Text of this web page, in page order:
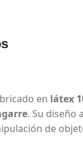
en látex
. Su diseño
de